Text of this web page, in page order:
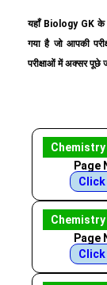
यहाँ Biology GK के
गया है जो आपकी
परीक्षाओं में अक्सर पूछे
Chemistry
Page
Click
Chemistry
Page
Click